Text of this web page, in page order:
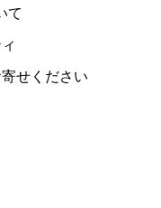
て
せください